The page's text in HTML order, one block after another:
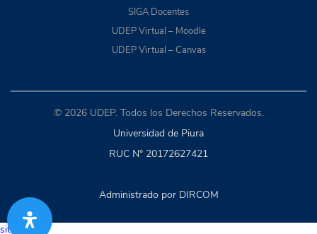
SIGA Docentes
UDEP Virtual – Moodle
UDEP Virtual – Canvas
© 2026 UDEP. Todos los Derechos Reservados.
Universidad de Piura
RUC N° 20172627421
Administrado por DIRCOM
situs togel